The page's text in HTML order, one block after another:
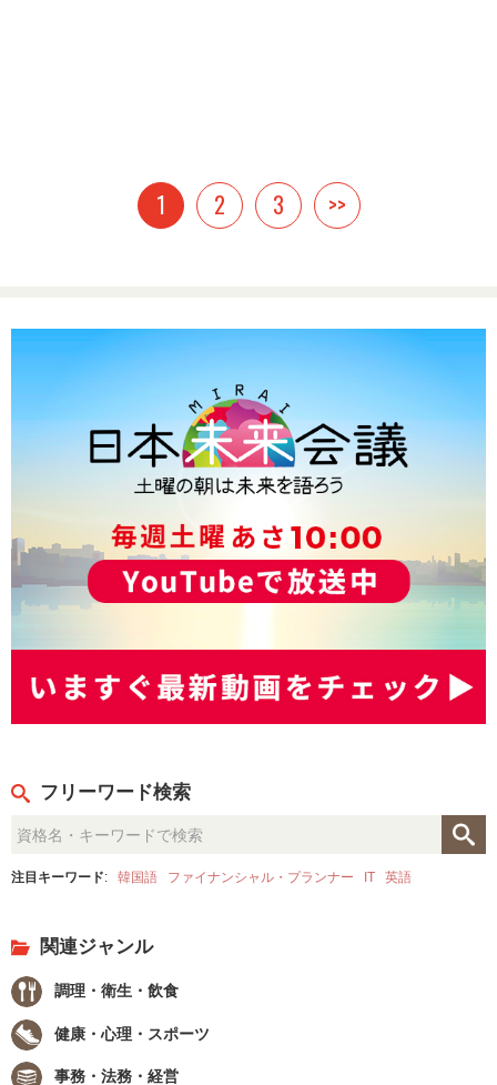
1 2 3 >>
フリーワード検索
注目キーワード: 韓国語 ファイナンシャル・プランナー IT 英語
関連ジャンル
調理・衛生・飲食
健康・心理・スポーツ
事務・法務・経営